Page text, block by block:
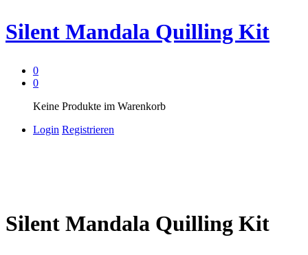
Silent Mandala Quilling Kit
0
0
Keine Produkte im Warenkorb
Login Registrieren
Silent Mandala Quilling Kit